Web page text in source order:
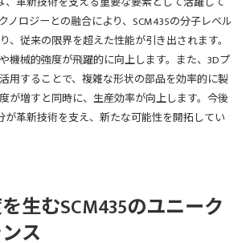
ノロジーとの融合により、SCM435の分子レベル
、従来の限界を超えた性能が引き出されます。
機械的強度が飛躍的に向上します。また、3Dプ
用することで、複雑な形状の部品を効率的に製
が増すと同時に、生産効率が向上します。今後
が革新技術を支え、新たな可能性を開拓してい
生むSCM435のユニーク
ス